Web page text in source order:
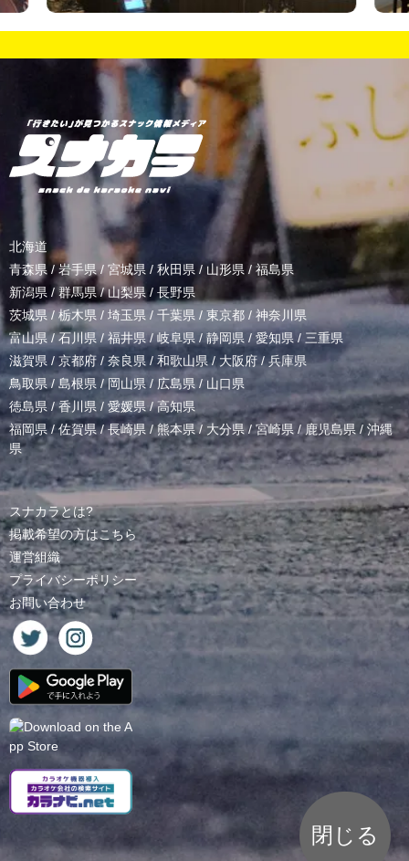
北海道
青森県 / 岩手県/ 宮城県 / 秋田県 / 山形県/ 福島県
新潟県 /群馬県/山梨県 / 長野県
茨城県 / 栃木県 / 埼玉県 / 千葉県 / 東京都 / 神奈川県
富山県 /石川県/福井県/岐阜県 / 静岡県 / 愛知県 / 三重県
滋賀県 / 京都府 / 奈良県 / 和歌山県/ 大阪府 /兵庫県
鳥取県/ 島根県 /岡山県/ 広島県 / 山口県
徳島県 /香川県 / 愛媛県/高知県
福岡県/佐賀県/長崎県 /熊本県/ 大分県/宮崎県 /鹿児島県 / 沖縄
県
スナカラとは?
掲載希望の方はこちら
運営組織
プライバシーポリシー
お問い合わせ
閉じる